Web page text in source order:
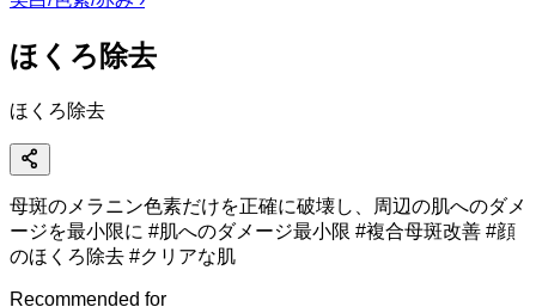
ほくろ除去
ほくろ除去
母斑のメラニン色素だけを正確に破壊し、周辺の肌へのダメ
ージを最小限に #肌へのダメージ最小限 #複合母斑改善 #顔
のほくろ除去 #クリアな肌
Recommended for